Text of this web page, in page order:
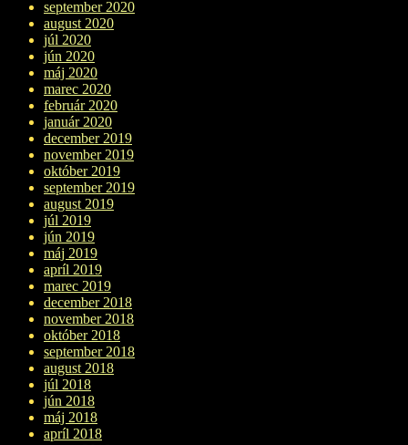
september 2020
august 2020
júl 2020
jún 2020
máj 2020
marec 2020
február 2020
január 2020
december 2019
november 2019
október 2019
september 2019
august 2019
júl 2019
jún 2019
máj 2019
apríl 2019
marec 2019
december 2018
november 2018
október 2018
september 2018
august 2018
júl 2018
jún 2018
máj 2018
apríl 2018